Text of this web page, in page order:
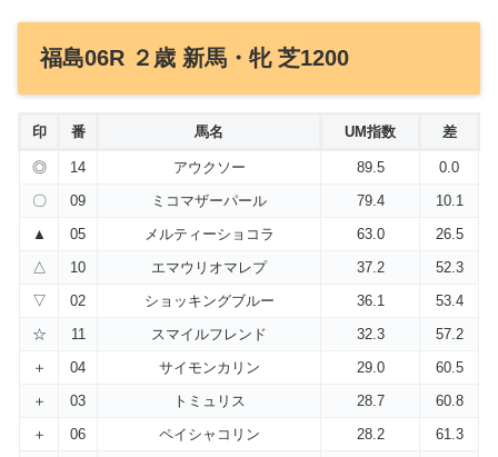
福島06R ２歳 新馬・牝 芝1200
印 番 馬名 UM指数 差
◎ 14 アウクソー 89.5
0.0
〇
09 ミコマザーパール 79.4
10.1
▲
05 メルティーショコラ 63.0
26.5
△
10 エマウリオマレプ 37.2
52.3
▽
02 ショッキングブルー 36.1
53.4
☆
11 スマイルフレンド 32.3
57.2
＋
04 サイモンカリン 29.0
60.5
＋
03 トミュリス 28.7
60.8
＋
06 ペイシャコリン 28.2
61.3